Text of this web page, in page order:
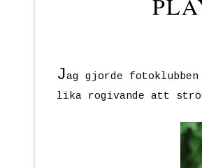
Jag gjorde
lika rogivande att